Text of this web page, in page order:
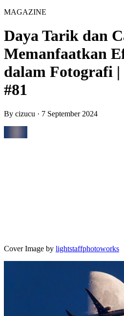
MAGAZINE
Daya Tarik dan
Memanfaatkan
dalam Fotografi |
#81
By cizucu · 7 September 2024
Cover Image by lightstaffphotoworks